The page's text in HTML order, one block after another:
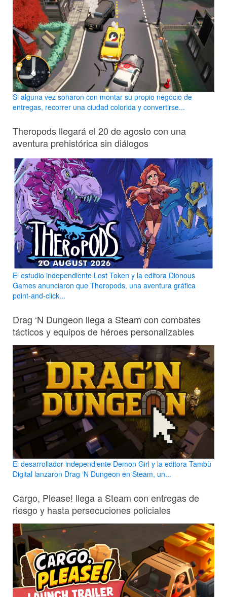
Si alguna vez soñaron con montar su propio negocio de
entregas, recorrer una ciudad colorida y convertirse...
Theropods llegará el 20 de agosto con una
aventura prehistórica sin diálogos
El estudio independiente Lost Token y la editora Dionous
Games anunciaron que Theropods, una aventura gráfica
point-and-click...
Drag ‘N Dungeon llega a Steam con combates
tácticos y equipos de héroes personalizables
El desarrollador independiente Demon Girl y la editora Tambù
Digital lanzaron Drag ‘N Dungeon en Steam, un...
Cargo, Please! llega a Steam con entregas de
riesgo y hasta persecuciones policiales